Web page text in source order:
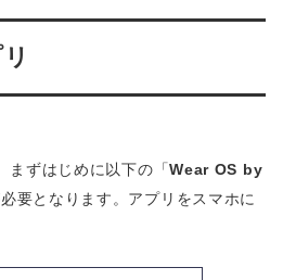
まずはじめに以下の「Wear OS by
要となります。アプリをスマホに